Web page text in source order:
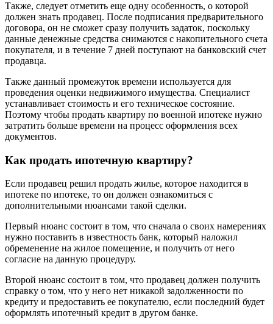
Также, следует отметить еще одну особенность, о которой
должен знать продавец. После подписания предварительного
договора, он не сможет сразу получить задаток, поскольку
данные денежные средства снимаются с накопительного счета
покупателя, и в течение 7 дней поступают на банковский счет
продавца.
Также данный промежуток времени используется для
проведения оценки недвижимого имущества. Специалист
устанавливает стоимость и его техническое состояние.
Поэтому чтобы продать квартиру по военной ипотеке нужно
затратить больше времени на процесс оформления всех
документов.
Как продать ипотечную квартиру?
Если продавец решил продать жилье, которое находится в
ипотеке по ипотеке, то он должен ознакомиться с
дополнительными нюансами такой сделки.
Первый нюанс состоит в том, что сначала о своих намерениях
нужно поставить в известность банк, который наложил
обременение на жилое помещение, и получить от него
согласие на данную процедуру.
Второй нюанс состоит в том, что продавец должен получить
справку о том, что у него нет никакой задолженности по
кредиту и предоставить ее покупателю, если последний будет
оформлять ипотечный кредит в другом банке.